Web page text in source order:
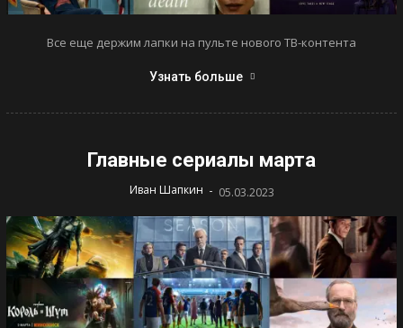
Все еще держим лапки на пульте нового ТВ-контента
Узнать больше
Главные сериалы марта
Иван Шапкин - 05.03.2023